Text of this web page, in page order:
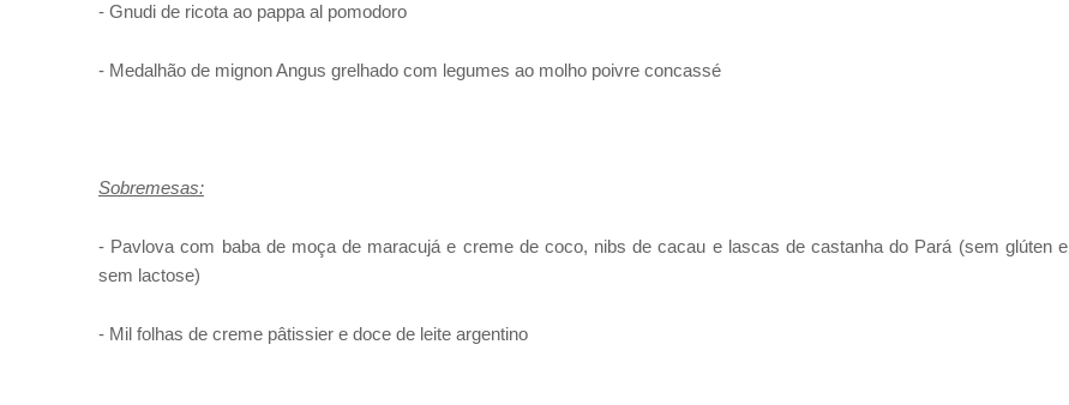
- Gnudi de ricota ao pappa al pomodoro
- Medalhão de mignon Angus grelhado com legumes ao molho poivre concassé
Sobremesas:
- Pavlova com baba de moça de maracujá e creme de coco, nibs de cacau e lascas de castanha do Pará (sem glúten e
sem lactose)
- Mil folhas de creme pâtissier e doce de leite argentino